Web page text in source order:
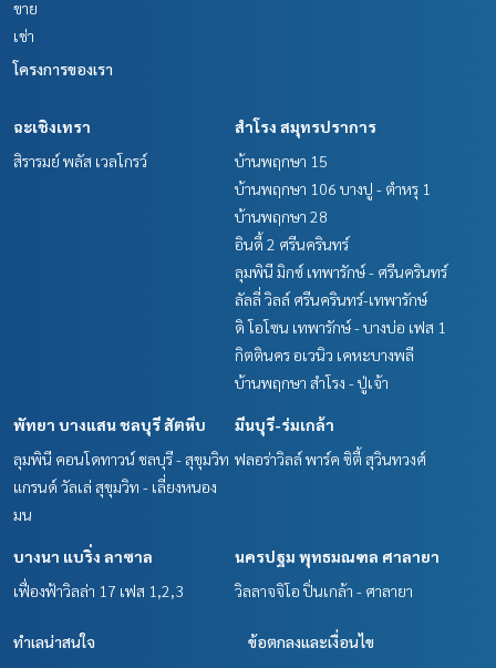
ขาย
เช่า
โครงการของเรา
ฉะเชิงเทรา
สิรารมย์ พลัส เวลโกรว์
สำโรง สมุทรปราการ
บ้านพฤกษา 15
บ้านพฤกษา 106 บางปู - ตำหรุ 1
บ้านพฤกษา 28
อินดี้ 2 ศรีนครินทร์
ลุมพินี มิกซ์ เทพารักษ์ - ศรีนครินทร์
ลัลลี่ วิลล์ ศรีนครินทร์-เทพารักษ์
ดิ โอโซน เทพารักษ์ - บางบ่อ เฟส 1
กิตตินคร อเวนิว เคหะบางพลี
บ้านพฤกษา สำโรง - ปู่เจ้า
พัทยา บางแสน ชลบุรี สัตหีบ
ลุมพินี คอนโดทาวน์ ชลบุรี - สุขุมวิท
แกรนด์ วัลเล่ สุขุมวิท - เลี่ยงหนอง
มน
มีนบุรี-ร่มเกล้า
ฟลอร่าวิลล์ พาร์ค ซิตี้ สุวินทวงศ์
บางนา แบริ่ง ลาซาล
เฟื่องฟ้าวิลล่า 17 เฟส 1,2,3
นครปฐม พุทธมณฑล ศาลายา
วิลลาจจิโอ ปิ่นเกล้า - ศาลายา
ทำเลน่าสนใจ
ข้อตกลงและเงื่อนไข